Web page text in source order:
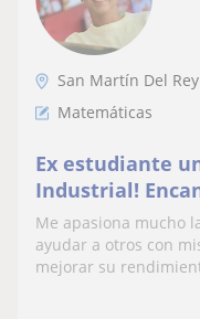
San Martín Del
Matemáticas
Ex estudiante
Industrial!
niños de
Me apasiona mucho
ayudar a otros con
mejorar su